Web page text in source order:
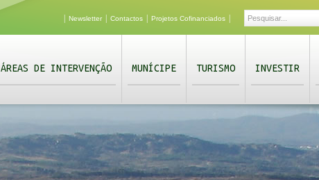
Newsletter Contactos Projetos Cofinanciados
ÁREAS DE INTERVENÇÃO MUNÍCIPE TURISMO INVESTIR